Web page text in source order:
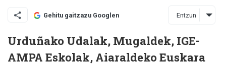
Gehitu gaitzazu Googlen Entzun
Urduñako Udalak, Mugaldek, IGE-
AMPA Eskolak, Aiaraldeko Euskara